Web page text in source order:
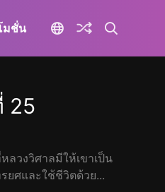
มชั่น
25
ลวงวิศาลมีให้เขาเป็น
ยศและใช้ชีวิตด้วย...